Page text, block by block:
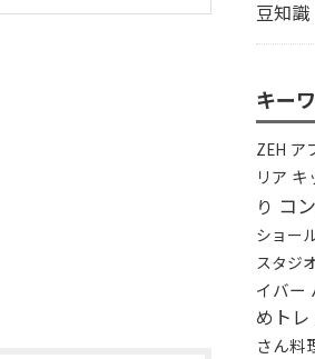
豆知識
キー
ZEH ア
リア キ
り コ
ショー
スタジ
イバー
めトレ
さん料